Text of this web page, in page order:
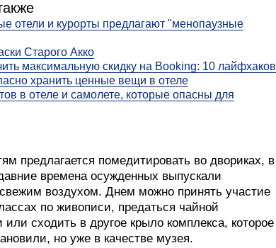
отели и курорты предлагают "менопаузные
Старого Акко
максимальную скидку на Booking: 10 лайфхаков
хранить ценные вещи в отеле
в отеле и самолете, которые опасны для
предлагается помедитировать во двориках, в
времена осужденных выпускали
воздухом. Днем можно принять участие
по живописи, предаться чайной
или сходить в другое крыло комплекса, которое
но уже в качестве музея.